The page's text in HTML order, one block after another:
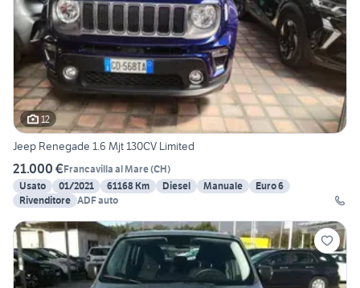
12
Jeep Renegade 1.6 Mjt 130CV Limited
21.000 €Francavilla al Mare(CH)
Usato
01/2021 61168 Km Diesel Manuale
Euro 6
Rivenditore ADF auto